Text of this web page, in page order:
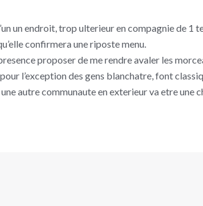
un endroit, trop ulterieur en compagnie de
confirmera une riposte menu.
proposer de me rendre avaler les
l’exception des gens blanchatre, font
autre communaute en exterieur va etre une